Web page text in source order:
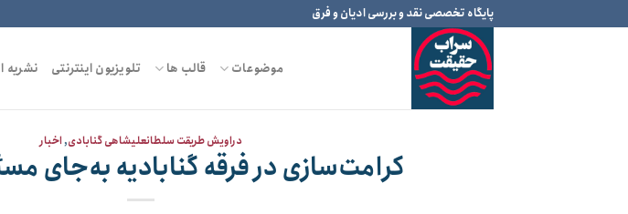
to
پایگاه تخصصی نقد و بررسی ادیان و فرق
موضوعات قالب ها تلویزیون اینترنتی نشریه
دراویش طریقت سلطانعلیشاهی گنابادی,اخبار
کرامت‌سازی در فرقه گنابادیه به‌جای